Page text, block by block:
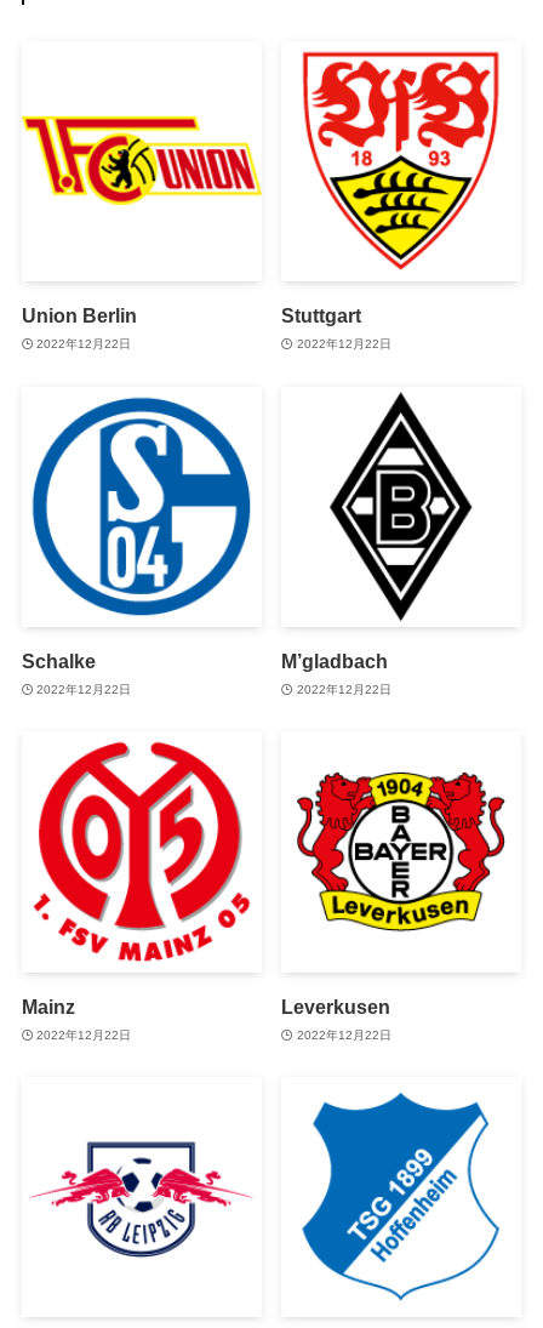
Union Berlin
2022年12月22日
Stuttgart
2022年12月22日
Schalke
2022年12月22日
M’gladbach
2022年12月22日
Mainz
2022年12月22日
Leverkusen
2022年12月22日